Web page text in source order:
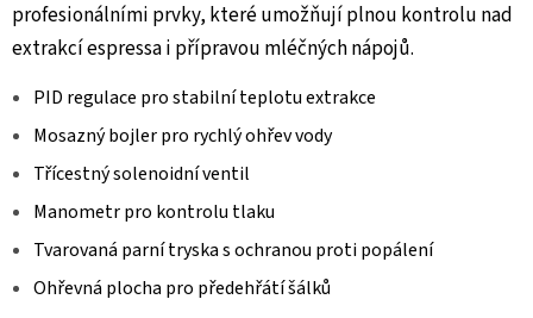
profesionálními prvky, které umožňují plnou kontrolu nad
extrakcí espressa i přípravou mléčných nápojů.
PID regulace pro stabilní teplotu extrakce
Mosazný bojler pro rychlý ohřev vody
Třícestný solenoidní ventil
Manometr pro kontrolu tlaku
Tvarovaná parní tryska s ochranou proti popálení
Ohřevná plocha pro předehřátí šálků